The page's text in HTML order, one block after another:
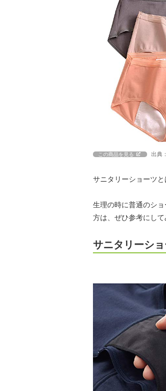
この商品を見る 出典
サニタリーショーツ
生理の時に普通のシ
方は、ぜひ参考にして
サニタリーシ